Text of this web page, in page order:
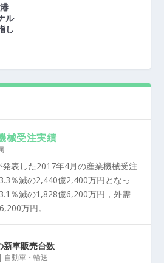
ル
し
械受注実績
表した2017年4月の産業機械受注
％減の2,440億2,400万円となっ
％減の1,828億6,200万円，外需
万円。
新車販売台数
| 自動車・輸送